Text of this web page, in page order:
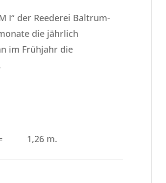
I“ der Reederei Baltrum-
die jährlich
im Frühjahr die
m.